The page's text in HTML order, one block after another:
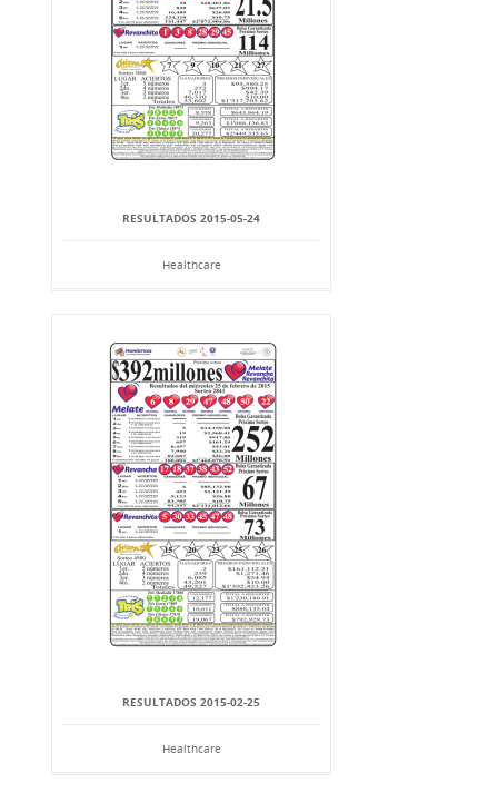
RESULTADOS 2015-05-24
Healthcare
RESULTADOS 2015-02-25
Healthcare